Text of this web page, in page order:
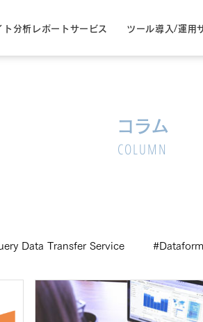
ト分析レポートサービス ツール導入/運用
コラム
COLUMN
Data Transfer Service #Dataform